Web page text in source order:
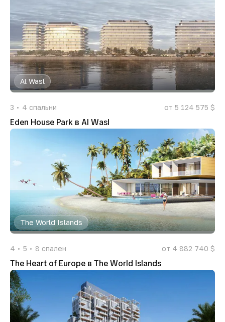
Al Wasl
3 4 спальни от 5 124 575 $
Eden House Park в Al Wasl
The World Islands
4 5 8 спален от 4 882 740 $
The Heart of Europe в The World Islands